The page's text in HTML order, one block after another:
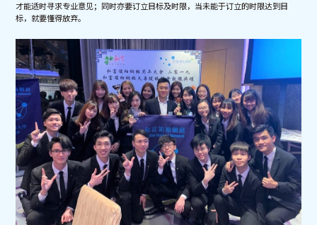
才能适时寻求专业意见；同时亦要订立目标及时限，当未能于订立的时限达到目
标，就要懂得放弃。